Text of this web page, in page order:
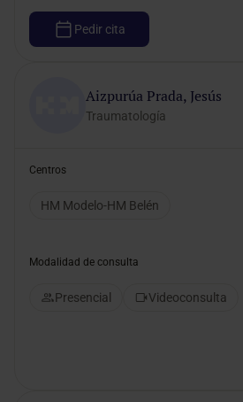
Pedir cita
Aizpurúa Prada, Jesús
Traumatología
Centros
HM Modelo-HM Belén
Modalidad de consulta
Presencial Videoconsulta